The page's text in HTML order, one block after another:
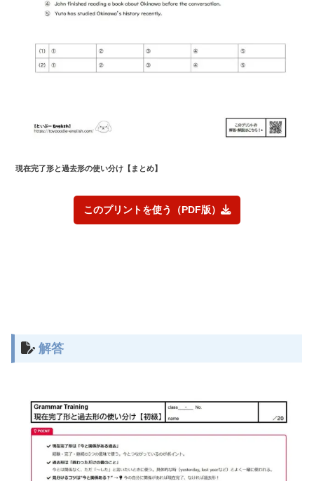
現在完了形と過去形の使い分け 【まとめ】
このプリントを使う（PDF版）
解答